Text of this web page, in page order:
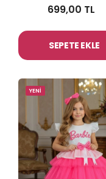
699,00 TL
SEPETE EKLE
YENİ